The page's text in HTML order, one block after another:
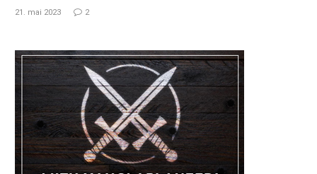
21. mai 2023 2